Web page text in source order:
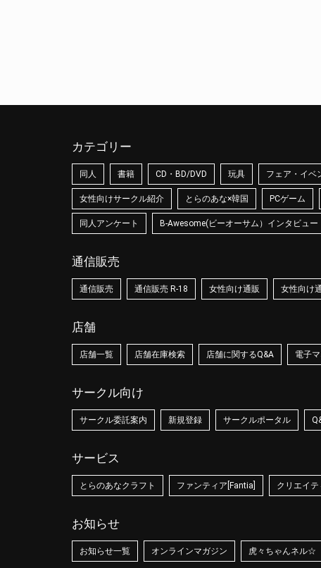
カテゴリー
同人 書籍 CD・BD/DVD 玩具 フェア・イベ
女性向けサークル紹介 とらのあな×韓国 PCゲーム
同人アンケート B-Awesome(ビーオーサム）インタビュー
通信販売
通信販売 通信販売 R-18 女性向け通販 女性向け
店舗
店舗一覧 店舗在庫検索 店舗に関するQ&A 電子
サークル向け
サークル委託案内 新規登録 サークルポータル
サービス
とらのあなクラフト ファンティア[Fantia] クリエイテ
お知らせ
お知らせ一覧 オンラインマガジン 虎々ちゃんネル☆